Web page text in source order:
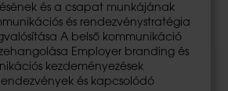
és a csapat munkájának
és rendezvénystratégia
A belső kommunikáció
Employer branding és
kezdeményezések
és kapcsolódó